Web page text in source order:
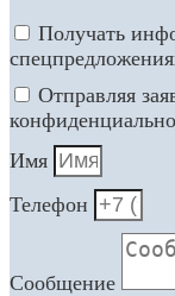
Получать
Отправляя
Имя
Телефон
Сообщение